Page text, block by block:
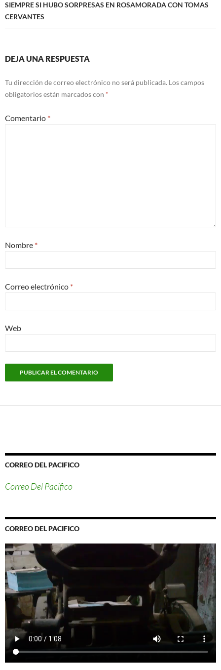
SIEMPRE SI HUBO SORPRESAS EN ROSAMORADA CON TOMAS
CERVANTES
DEJA UNA RESPUESTA
Tu dirección de correo electrónico no será publicada. Los campos
obligatorios están marcados con *
Comentario *
Nombre *
Correo electrónico *
Web
CORREO DEL PACIFICO
Correo Del Pacifico
CORREO DEL PACIFICO